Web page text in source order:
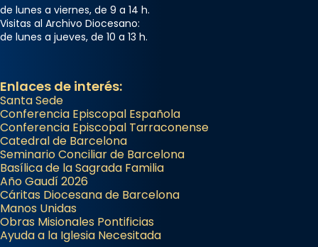
Memòria de les santes Juliana i
Semproniana, verges i màrtirs.
que les santes Juliana (“relatiu a Júlia”) i
Semproniana (“relatiu a Semprònia =
eterna”) són deixebles seves. I l’any 1667, el
frare Joan Gaspar Roig, afirma en una obra
que les santes són filles de l’antiga Iluro.
Mataró en reivindicarà les relíq
...Ver más
Foto
View on Facebook · Share
de lunes a viernes, de 9 a 14 h.
Visitas al Archivo Diocesano:
de lunes a jueves, de 10 a 13 h.
Enlaces de interés:
Santa Sede
Conferencia Episcopal Española
Conferencia Episcopal Tarraconense
Catedral de Barcelona
Seminario Conciliar de Barcelona
Basílica de la Sagrada Familia
Año Gaudí 2026
Cáritas Diocesana de Barcelona
Manos Unidas
Obras Misionales Pontificias
Ayuda a la Iglesia Necesitada